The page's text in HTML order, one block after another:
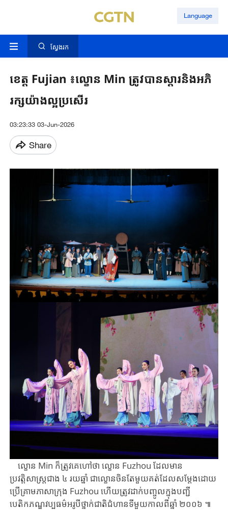
Language
ស្វែងរក
ខេត្ត Fujian ៖ល្ខោន Min ត្រូវបានស្តារនិងអភិ
រក្សយ៉ាងល្អប្រសើរ
03:23:33 03-Jun-2026
Share
ល្ខោន ​Min ​ក៏ត្រូវគេហៅថា ​ល្ខោន ​Fuzhou ​ដែលមាន
ប្រវត្តិសាស្ត្រជាង ​៤ ​រយឆ្នាំ ​ជា​ល្ខោន​ចិនតែមួយគត់ដែលសម្តែងដោយ
ប្រើគ្រាមភាសាក្រុង ​Fuzhou ​ហើយត្រូវ​ដាក់​បញ្ចូល​ក្នុងបញ្ជី
បេតិកភណ្ឌវប្បធម៌អរូបីថ្នាក់ជាតិ​ជំហាន​ទីមួយ​កាលពី​ឆ្នាំ ​២០០៦ ​៕